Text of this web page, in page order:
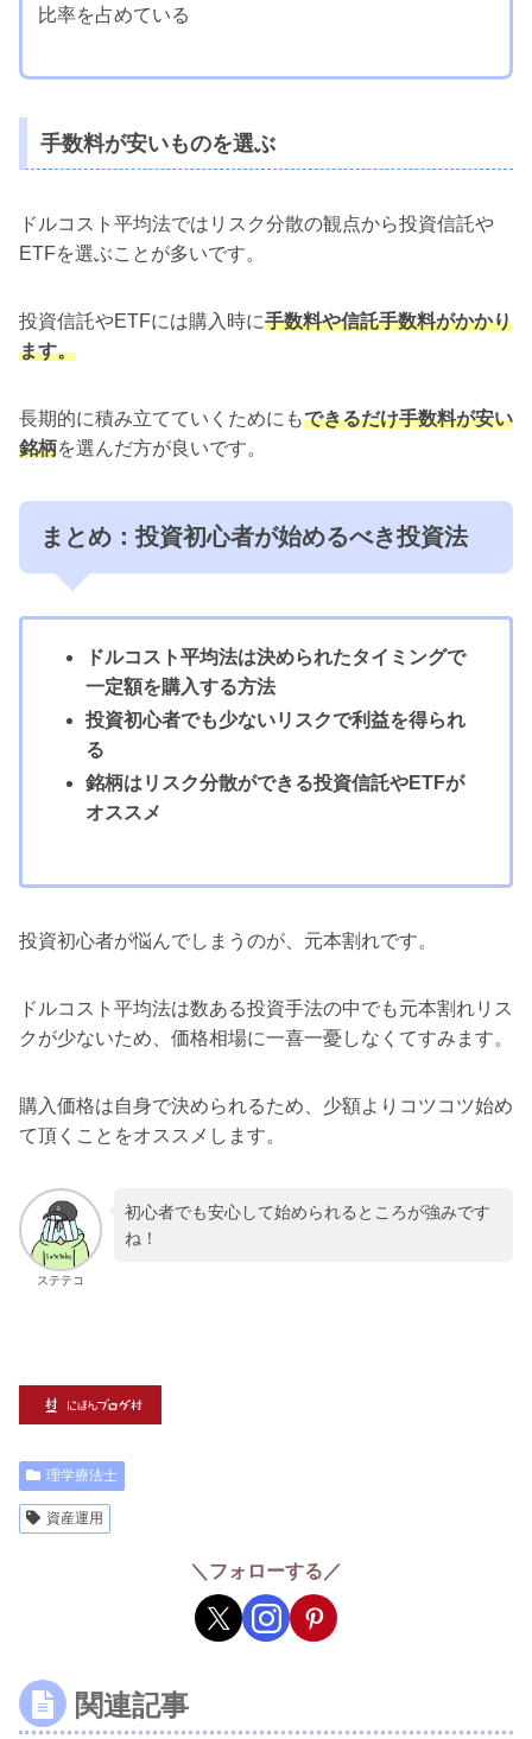
比率を占めている
手数料が安いものを選ぶ
ドルコスト平均法ではリスク分散の観点から投資信託や
ETFを選ぶことが多いです。
投資信託やETFには購入時に手数料や信託手数料がかかり
ます。
長期的に積み立てていくためにもできるだけ手数料が安い
銘柄を選んだ方が良いです。
まとめ：投資初心者が始めるべき投資法
ドルコスト平均法は決められたタイミングで
一定額を購入する方法
投資初心者でも少ないリスクで利益を得られ
る
銘柄はリスク分散ができる投資信託やETFが
オススメ
投資初心者が悩んでしまうのが、元本割れです。
ドルコスト平均法は数ある投資手法の中でも元本割れリス
クが少ないため、価格相場に一喜一憂しなくてすみます。
購入価格は自身で決められるため、少額よりコツコツ始め
て頂くことをオススメします。
ステテコ
初心者でも安心して始められるところが強みです
ね！
理学療法士
資産運用
＼フォローする／
関連記事